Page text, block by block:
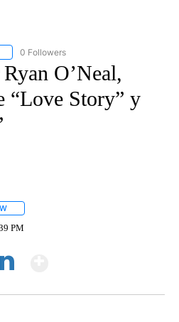
FOLLOW "CNN-SPANISH" TO RECEIVE
0 Followers
O’Neal,
“Love Story” y
PM